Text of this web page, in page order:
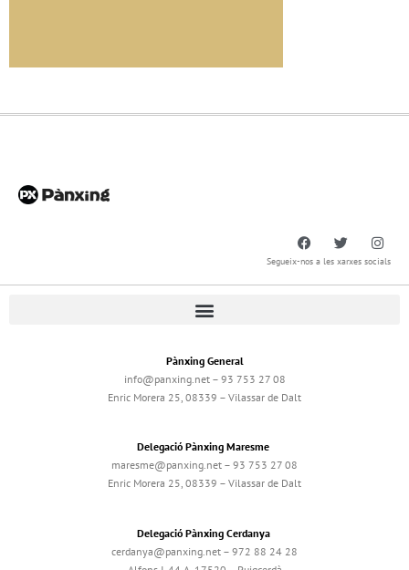
Segueix-nos a les xarxes socials
Pànxing General
info@panxing.net – 93 753 27 08
Enric Morera 25, 08339 – Vilassar de Dalt
Delegació Pànxing Maresme
maresme@panxing.net – 93 753 27 08
Enric Morera 25, 08339 – Vilassar de Dalt
Delegació Pànxing Cerdanya
cerdanya@panxing.net – 972 88 24 28